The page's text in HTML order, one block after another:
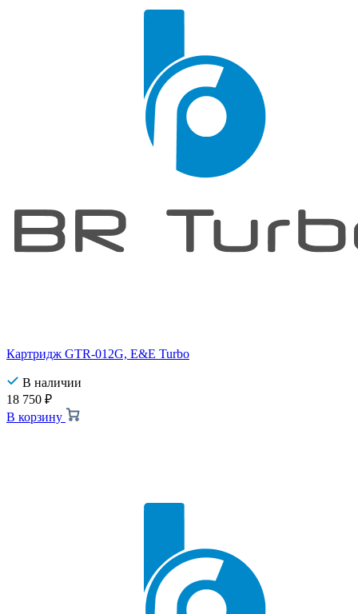
Картридж GTR-012G, E&E Turbo
В наличии
18 750 ₽
В корзину